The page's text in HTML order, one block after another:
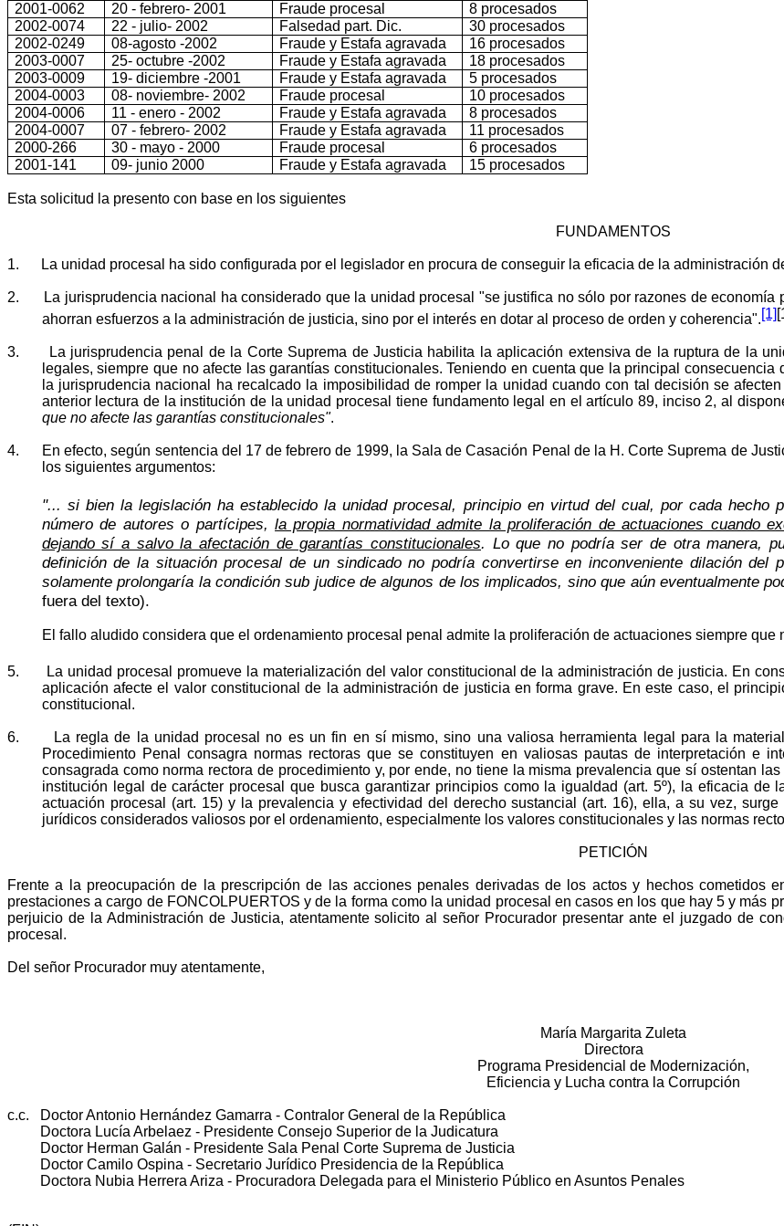
2001-0062 20 - febrero- 2001 Fraude procesal
8 procesados
2002-0074
22 - julio- 2002 Falsedad part. Dic.
30 procesados
2002-0249
08-agosto -2002 Fraude y Estafa agravada
16 procesados
2003-0007
25- octubre -2002 Fraude y Estafa agravada
18 procesados
2003-0009
19- diciembre -2001 Fraude y Estafa agravada
5 procesados
2004-0003
08- noviembre- 2002 Fraude procesal
10 procesados
2004-0006
11 - enero - 2002 Fraude y Estafa agravada
8 procesados
2004-0007
07 - febrero- 2002 Fraude y Estafa agravada
11 procesados
2000-266
30 - mayo - 2000 Fraude procesal
6 procesados
2001-141
09- junio 2000 Fraude y Estafa agravada 15 procesados
Esta solicitud la presento con base en los siguientes
FUNDAMENTOS
1. La unidad procesal ha sido configurada por el legislador en procura de conseguir la eficacia de la administración
2.
La jurisprudencia nacional ha considerado que la unidad procesal "se justifica no sólo por razones de
ahorran esfuerzos a la administración de justicia, sino por el interés en dotar al proceso de orden y coherencia".[1]
3.
La jurisprudencia penal de la Corte Suprema de Justicia habilita la aplicación extensiva de la ruptura de la
legales, siempre que no afecte las garantías constitucionales. Teniendo en cuenta que la principal
la jurisprudencia nacional ha recalcado la imposibilidad de romper la unidad cuando con tal decisión se
anterior lectura de la institución de la unidad procesal tiene fundamento legal en el artículo 89, inciso 2, al
que no afecte las garantías constitucionales".
4.
En efecto, según sentencia del 17 de febrero de 1999, la Sala de Casación Penal de la H. Corte Suprema de
los siguientes argumentos:
"... si bien la legislación ha establecido la unidad procesal, principio en virtud del cual, por cada hecho
número de autores o partícipes,la propia normatividad admite la proliferación de actuaciones cuando
dejando sí a salvo la afectación de garantías constitucionales. Lo que no podría ser de otra manera,
definición de la situación procesal de un sindicado no podría convertirse en inconveniente dilación del
solamente prolongaría la condición sub judice de algunos de los implicados, sino que aún eventualmente
fuera del texto).
El fallo aludido considera que el ordenamiento procesal penal admite la proliferación de actuaciones siempre que
5.
La unidad procesal promueve la materialización del valor constitucional de la administración de justicia. En
aplicación afecte el valor constitucional de la administración de justicia en forma grave. En este caso, el
constitucional.
6.
La regla de la unidad procesal no es un fin en sí mismo, sino una valiosa herramienta legal para la
Procedimiento Penal consagra normas rectoras que se constituyen en valiosas pautas de interpretación e
consagrada como norma rectora de procedimiento y, por ende, no tiene la misma prevalencia que sí ostentan
institución legal de carácter procesal que busca garantizar principios como la igualdad (art. 5º), la eficacia
actuación procesal (art. 15) y la prevalencia y efectividad del derecho sustancial (art. 16), ella, a su vez,
jurídicos considerados valiosos por el ordenamiento, especialmente los valores constitucionales y las normas
PETICIÓN
Frente a la preocupación de la prescripción de las acciones penales derivadas de los actos y hechos cometidos
prestaciones a cargo de FONCOLPUERTOS y de la forma como la unidad procesal en casos en los que hay 5 y más
perjuicio de la Administración de Justicia, atentamente solicito al señor Procurador presentar ante el juzgado de
procesal.
Del señor Procurador muy atentamente,
María Margarita Zuleta
Directora
Programa Presidencial de Modernización,
Eficiencia y Lucha contra la Corrupción
c.c.
Doctor Antonio Hernández Gamarra - Contralor General de la República
Doctora Lucía Arbelaez - Presidente Consejo Superior de la Judicatura
Doctor Herman Galán - Presidente Sala Penal Corte Suprema de Justicia
Doctor Camilo Ospina - Secretario Jurídico Presidencia de la República
Doctora Nubia Herrera Ariza - Procuradora Delegada para el Ministerio Público en Asuntos Penales